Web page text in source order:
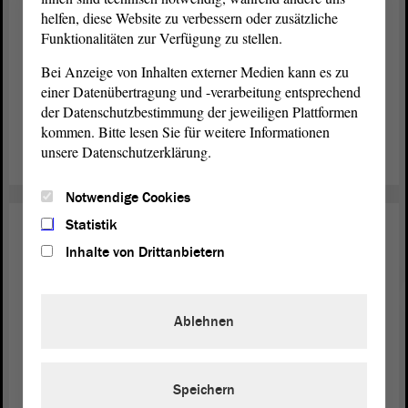
helfen, diese Website zu verbessern oder zusätzliche
Funktionalitäten zur Verfügung zu stellen.
Bei Anzeige von Inhalten externer Medien kann es zu
einer Datenübertragung und -verarbeitung entsprechend
der Datenschutzbestimmung der jeweiligen Plattformen
kommen. Bitte lesen Sie für weitere Informationen
unsere Datenschutzerklärung.
Notwendige Cookies
Statistik
Inhalte von Drittanbietern
Ablehnen
Speichern